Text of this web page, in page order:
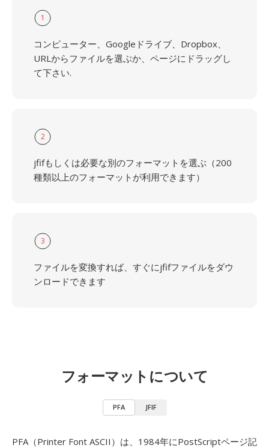
1
コンピューター、Googleドライブ、Dropbox、
URLからファイルを選ぶか、ページにドラッグし
て下さい.
2
jfifもしくは必要な別のフォーマットを選ぶ（200
種類以上のフォーマットが利用できます）
3
ファイルを変換すれば、すぐにjfifファイルをダウ
ンロードできます
フォーマットについて
PFA JFIF
PFA（Printer Font ASCII）は、1984年にPostScriptページ記